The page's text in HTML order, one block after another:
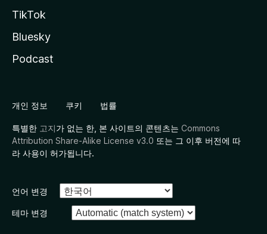
TikTok
Bluesky
Podcast
개인 정보 쿠키 법률
특별한 고지가 없는 한, 본 사이트의 콘텐츠는 Commons
Attribution Share-Alike License v3.0 또는 그 이후 버전에 따
라 사용이 허가됩니다.
언어 변경
테마 변경